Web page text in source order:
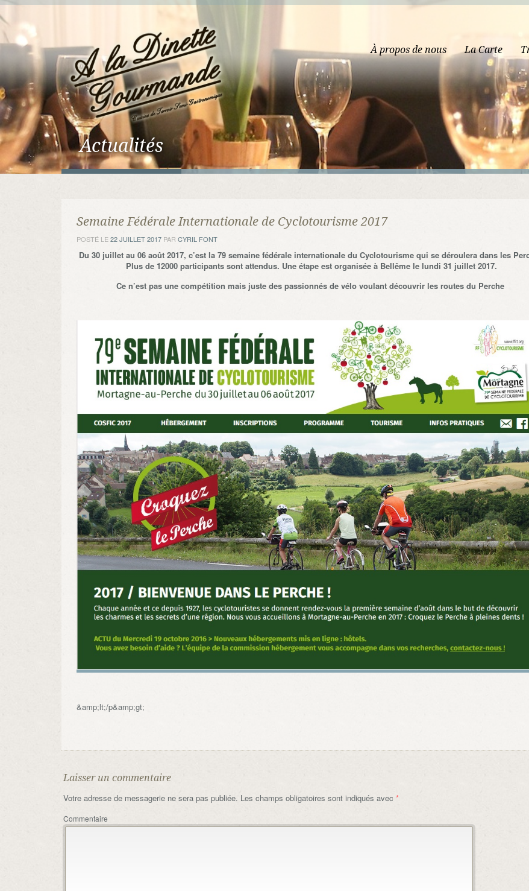
À propos de nous La Carte
Actualités
Semaine Fédérale Internationale de Cyclotourisme 2017
POSTÉ LE22 JUILLET 2017 PAR CYRIL FONT
Du 30 juillet au 06 août 2017, c’est la 79 semaine fédérale internationale du Cyclotourisme qui se déroulera dans les
Plus de 12000 participants sont attendus. Une étape est organisée à Bellême le lundi 31 juillet 2017.
Ce n’est pas une compétition mais juste des passionnés de vélo voulant découvrir les routes du Perche
&amp;lt;/p&amp;gt;
Laisser un commentaire
Votre adresse de messagerie ne sera pas publiée. Les champs obligatoires sont indiqués avec *
Commentaire